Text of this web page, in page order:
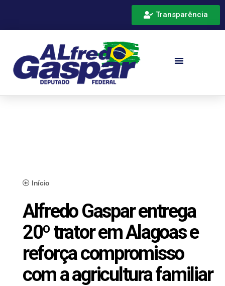
Transparência
Início
Alfredo Gaspar entrega
20º trator em Alagoas e
reforça compromisso
com a agricultura familiar